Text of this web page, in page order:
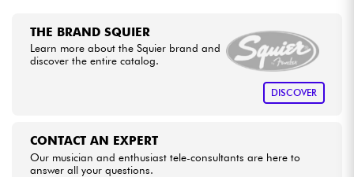
THE BRAND SQUIER
Learn more about the Squier brand and
discover the entire catalog.
DISCOVER
CONTACT AN EXPERT
Our musician and enthusiast tele-consultants are here to
answer all your questions.